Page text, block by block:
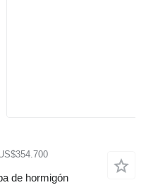
de hormigón